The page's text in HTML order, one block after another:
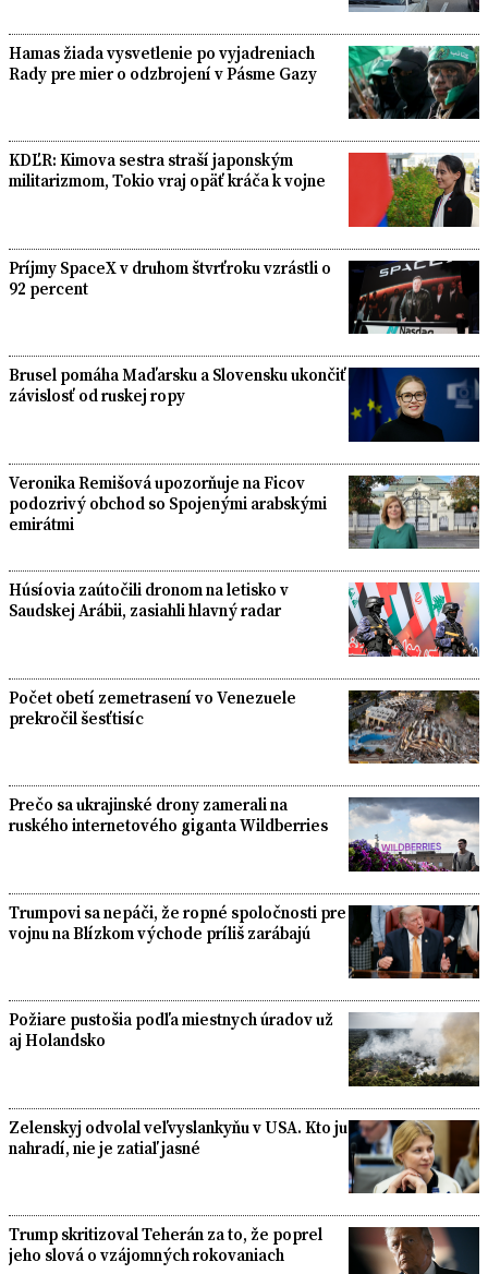
Hamas žiada vysvetlenie po vyjadreniach
Rady pre mier o odzbrojení v Pásme Gazy
KDĽR: Kimova sestra straší japonským
militarizmom, Tokio vraj opäť kráča k vojne
Príjmy SpaceX v druhom štvrťroku vzrástli o
92 percent
Brusel pomáha Maďarsku a Slovensku ukončiť
závislosť od ruskej ropy
Veronika Remišová upozorňuje na Ficov
podozrivý obchod so Spojenými arabskými
emirátmi
Húsíovia zaútočili dronom na letisko v
Saudskej Arábii, zasiahli hlavný radar
Počet obetí zemetrasení vo Venezuele
prekročil šesťtisíc
Prečo sa ukrajinské drony zamerali na
ruského internetového giganta Wildberries
Trumpovi sa nepáči, že ropné spoločnosti pre
vojnu na Blízkom východe príliš zarábajú
Požiare pustošia podľa miestnych úradov už
aj Holandsko
Zelenskyj odvolal veľvyslankyňu v USA. Kto ju
nahradí, nie je zatiaľ jasné
Trump skritizoval Teherán za to, že poprel
jeho slová o vzájomných rokovaniach